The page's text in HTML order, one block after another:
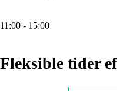
11:00 - 15:00
Fleksible tider